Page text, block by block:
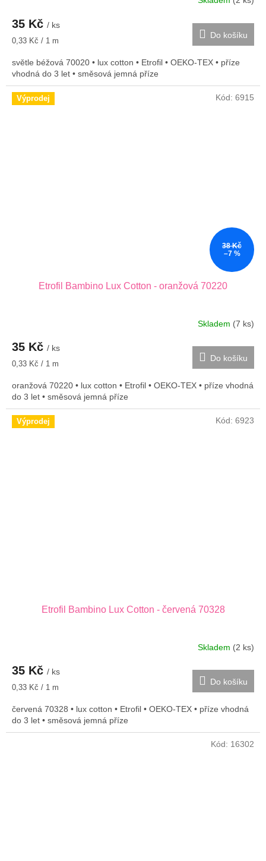
35 Kč / ks
Měrná
0,33 Kč / 1 m
Do košíku
světle béžová 70020 • lux cotton • Etrofil • OEKO-TEX • příze
vhodná do 3 let • směsová jemná příze
Výprodej
38 Kč
–7 %
Etrofil Bambino Lux Cotton - oranžová 70220
Skladem (7 ks)
35 Kč / ks
Měrná
0,33 Kč / 1 m
Do košíku
oranžová 70220 • lux cotton • Etrofil • OEKO-TEX • příze vhodná
do 3 let • směsová jemná příze
Kód: 6915
Výprodej
Etrofil Bambino Lux Cotton - červená 70328
Skladem (2 ks)
35 Kč / ks
Měrná
0,33 Kč / 1 m
Do košíku
červená 70328 • lux cotton • Etrofil • OEKO-TEX • příze vhodná
do 3 let • směsová jemná příze
Kód: 6923
Kód: 16302